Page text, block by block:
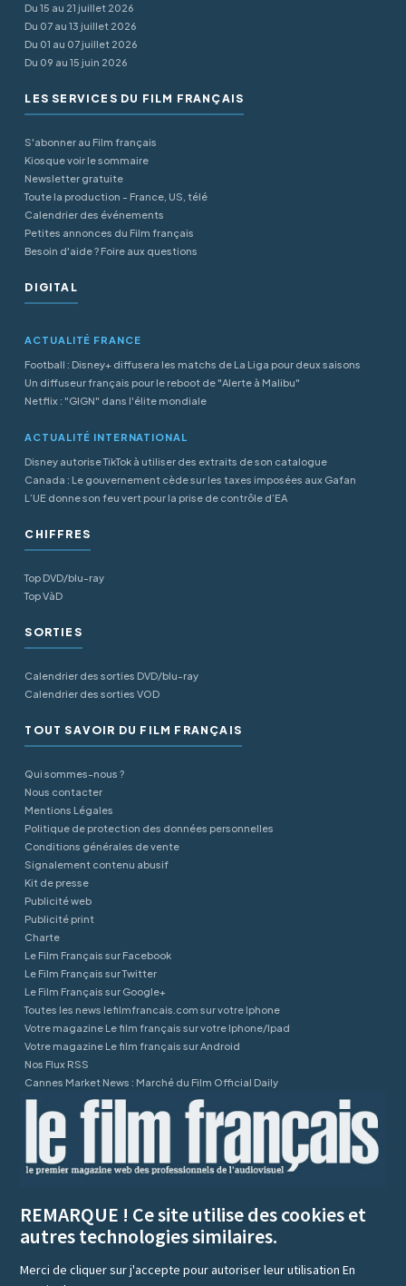
Du 15 au 21 juillet 2026
Du 07 au 13 juillet 2026
Du 01 au 07 juillet 2026
Du 09 au 15 juin 2026
LES SERVICES DU FILM FRANÇAIS
S'abonner au Film français
Kiosque voir le sommaire
Newsletter gratuite
Toute la production - France, US, télé
Calendrier des événements
Petites annonces du Film français
Besoin d'aide ? Foire aux questions
DIGITAL
ACTUALITÉ FRANCE
Football : Disney+ diffusera les matchs de La Liga pour deux saisons
Un diffuseur français pour le reboot de "Alerte à Malibu"
Netflix : "GIGN" dans l'élite mondiale
ACTUALITÉ INTERNATIONAL
Disney autorise TikTok à utiliser des extraits de son catalogue
Canada : Le gouvernement cède sur les taxes imposées aux Gafan
L’UE donne son feu vert pour la prise de contrôle d’EA
CHIFFRES
Top DVD/blu-ray
Top VàD
SORTIES
Calendrier des sorties DVD/blu-ray
Calendrier des sorties VOD
TOUT SAVOIR DU FILM FRANÇAIS
Qui sommes-nous ?
Nous contacter
Mentions Légales
Politique de protection des données personnelles
Conditions générales de vente
Signalement contenu abusif
Kit de presse
Publicité web
Publicité print
Charte
Le Film Français sur Facebook
Le Film Français sur Twitter
Le Film Français sur Google+
Toutes les news lefilmfrancais.com sur votre Iphone
Votre magazine Le film français sur votre Iphone/Ipad
Votre magazine Le film français sur Android
Nos Flux RSS
Cannes Market News : Marché du Film Official Daily
REMARQUE ! Ce site utilise des cookies et
autres technologies similaires.
Merci de cliquer sur j'accepte pour autoriser leur utilisationEn